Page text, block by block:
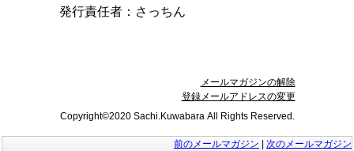
発行責任者： さっちん
メールマガジンの解除
登録メールアドレスの変更
Copyright©2020 Sachi.Kuwabara All Rights Reserved.
前のメールマガジン 次のメールマガジン